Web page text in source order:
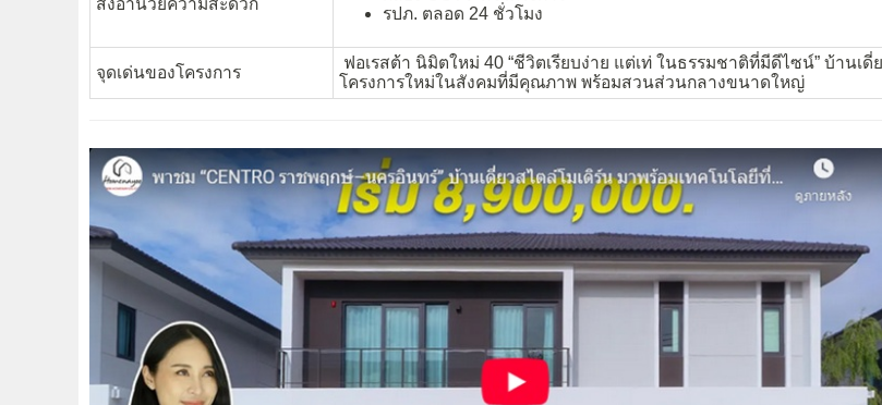
รปภ. ตลอด 24 ชั่วโมง
จุดเด่นของโครงการ
ฟอเรสต้า นิมิตใหม่ 40 “ชีวิตเรียบง่าย แต่เท่ ในธรรมชาติที่มีดีไซน์” บ้านเดี่
โครงการใหม่ในสังคมที่มีคุณภาพ พร้อมสวนส่วนกลางขนาดใหญ่